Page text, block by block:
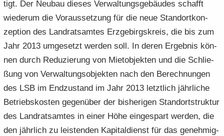
tigt. Der Neu­bau die­ses Ver­wal­tungs­ge­bäu­des schafft
wie­der­um die Vor­aus­set­zung für die neue Stand­ort­kon­
zep­ti­on des Land­rats­am­tes Erz­ge­birgs­kreis, die bis zum
Jahr 2013 um­ge­setzt wer­den soll. In deren Er­geb­nis kön­
nen durch Re­du­zie­rung von Miet­ob­jek­ten und die Schlie­
ßung von Ver­wal­tungs­ob­jek­ten nach den Be­rech­nun­gen
des LSB im End­zu­stand im Jahr 2013 letzt­lich jähr­li­che
Be­triebs­kos­ten ge­gen­über der bis­he­ri­gen Stand­ort­struk­tur
des Land­rats­am­tes in einer Höhe ein­ge­spart wer­den, die
den jähr­lich zu leis­ten­den Ka­pi­tal­dienst für das ge­neh­mig­